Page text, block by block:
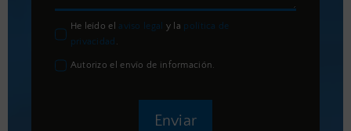
He leído el aviso legal y la política de
privacidad .
Autorizo el envío de información.
Enviar